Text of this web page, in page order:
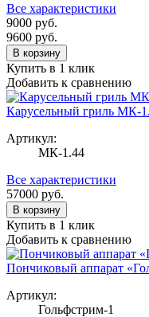
Все характеристики
9000 руб.
9600 руб.
В корзину
Купить в 1 клик
Добавить к сравнению
Карусельный гриль
Артикул:
МК-1.44
Все характеристики
57000 руб.
В корзину
Купить в 1 клик
Добавить к сравнению
Пончиковый аппарат
Артикул:
Гольфстрим-1